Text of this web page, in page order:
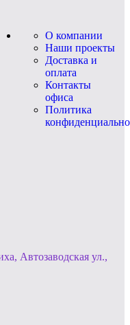
О компании
Наши проекты
Доставка и
оплата
Контакты
офиса
Политика
Автозаводская ул.,